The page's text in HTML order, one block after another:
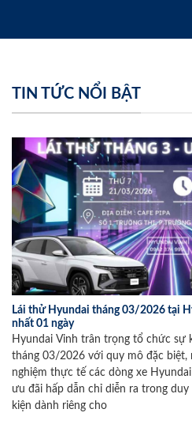
TIN TỨC NỔI BẬT
Lái thử Hyundai tháng 03/2026 tại
nhất 01 ngày
Hyundai Vinh trân trọng tổ chức sự
tháng 03/2026 với quy mô đặc biệt,
nghiệm thực tế các dòng xe
ưu đãi hấp dẫn chỉ diễn ra trong
kiện dành riêng cho